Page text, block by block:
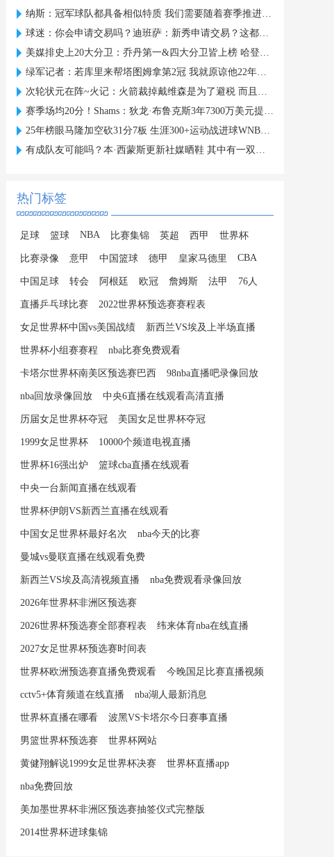
纳斯：冠军球队都具备相似特质 我们需要随着赛季推进不断进步
球迷：你会申请交易吗？迪班萨：新秀申请交易？这都不会被允许吧
美媒排史上20大分卫：乔丹第一&四大分卫皆上榜 哈登第五现役最高
绿军记者：若库里来帮塔图姆拿第2冠 我就原谅他22年对我们的伤害
次轮状元在阵~火记：火箭裁掉戴维森是为了避税 而且球队有桑顿了
赛季场均20分！Shams：狄龙·布鲁克斯3年7300万美元提前续约太阳
25年榜眼马隆加空砍31分7板 生涯300+运动战进球WNBA史上最年轻
有成队友可能吗？本·西蒙斯更新社媒晒鞋 其中有一双詹姆斯23代
热门标签
足球 篮球 NBA 比赛集锦 英超 西甲 世界杯
比赛录像 意甲 中国篮球 德甲 皇家马德里 CBA
中国足球 转会 阿根廷 欧冠 詹姆斯 法甲 76人
直播乒乓球比赛 2022世界杯预选赛赛程表
女足世界杯中国vs美国战绩 新西兰VS埃及上半场直播
世界杯小组赛赛程 nba比赛免费观看
卡塔尔世界杯南美区预选赛巴西 98nba直播吧录像回放
nba回放录像回放 中央6直播在线观看高清直播
历届女足世界杯夺冠 美国女足世界杯夺冠
1999女足世界杯 10000个频道电视直播
世界杯16强出炉 篮球cba直播在线观看
中央一台新闻直播在线观看
世界杯伊朗VS新西兰直播在线观看
中国女足世界杯最好名次 nba今天的比赛
曼城vs曼联直播在线观看免费
新西兰VS埃及高清视频直播 nba免费观看录像回放
2026年世界杯非洲区预选赛
2026世界杯预选赛全部赛程表 纬来体育nba在线直播
2027女足世界杯预选赛时间表
世界杯欧洲预选赛直播免费观看 今晚国足比赛直播视频
cctv5+体育频道在线直播 nba湖人最新消息
世界杯直播在哪看 波黑VS卡塔尔今日赛事直播
男篮世界杯预选赛 世界杯网站
黄健翔解说1999女足世界杯决赛 世界杯直播app
nba免费回放
美加墨世界杯非洲区预选赛抽签仪式完整版
2014世界杯进球集锦